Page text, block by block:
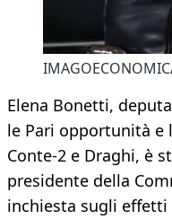
Elena Bonetti,
le Pari opportunità e
Conte-2 e Draghi, è
presidente della
inchiesta sugli